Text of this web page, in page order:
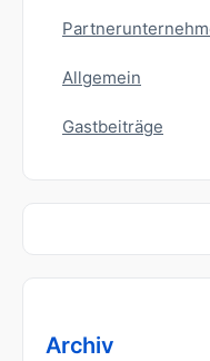
Allgemein
Gastbeiträge
Archiv